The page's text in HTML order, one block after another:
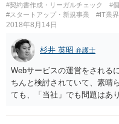
酷い品質であれば、商標権者
すし、その証商標権者にクレ
害します。その商品が流通す
般消費者の信頼も害すること
べき利益が入らないことにな
生じません。
#契約書作成・リーガルチェック
#
#スタートアップ・新規事業
#IT業界
2018年8月14日
杉井 英昭 弁護士
Webサービスの運営をされる
ちんと検討されていて、素晴
ても、「当社」でも問題はあ
さんが「ABCウェブサービス